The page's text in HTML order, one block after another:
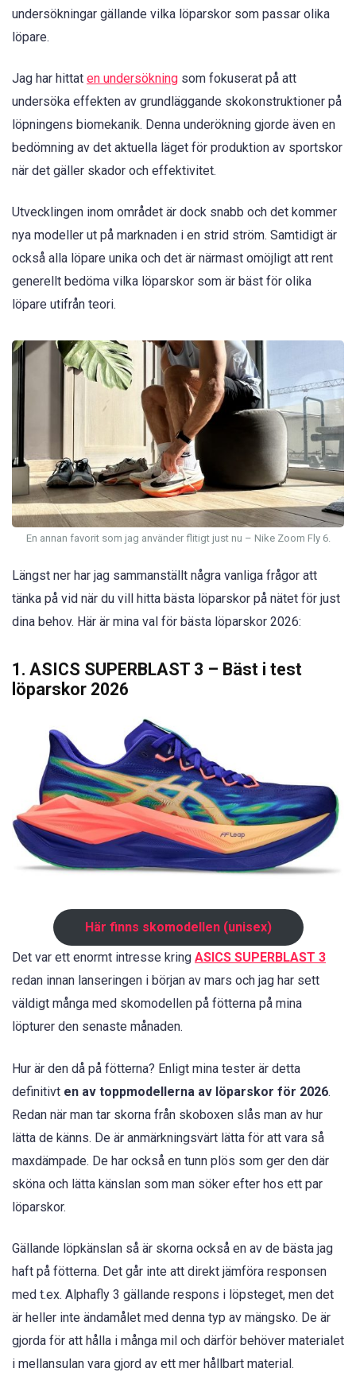
undersökningar gällande vilka löparskor som passar olika
löpare.
Jag har hittat en undersökning som fokuserat på att
undersöka effekten av grundläggande skokonstruktioner på
löpningens biomekanik. Denna underökning gjorde även en
bedömning av det aktuella läget för produktion av sportskor
när det gäller skador och effektivitet.
Utvecklingen inom området är dock snabb och det kommer
nya modeller ut på marknaden i en strid ström. Samtidigt är
också alla löpare unika och det är närmast omöjligt att rent
generellt bedöma vilka löparskor som är bäst för olika
löpare utifrån teori.
En annan favorit som jag använder flitigt just nu – Nike Zoom Fly 6.
Längst ner har jag sammanställt några vanliga frågor att
tänka på vid när du vill hitta bästa löparskor på nätet för just
dina behov. Här är mina val för bästa löparskor 2026:
1. ASICS SUPERBLAST 3 – Bäst i test
löparskor 2026
Här finns skomodellen (unisex)
Det var ett enormt intresse kring ASICS SUPERBLAST 3
redan innan lanseringen i början av mars och jag har sett
väldigt många med skomodellen på fötterna på mina
löpturer den senaste månaden.
Hur är den då på fötterna? Enligt mina tester är detta
definitivt en av toppmodellerna av löparskor för 2026.
Redan när man tar skorna från skoboxen slås man av hur
lätta de känns. De är anmärkningsvärt lätta för att vara så
maxdämpade. De har också en tunn plös som ger den där
sköna och lätta känslan som man söker efter hos ett par
löparskor.
Gällande löpkänslan så är skorna också en av de bästa jag
haft på fötterna. Det går inte att direkt jämföra responsen
med t.ex. Alphafly 3 gällande respons i löpsteget, men det
är heller inte ändamålet med denna typ av mängsko. De är
gjorda för att hålla i många mil och därför behöver materialet
i mellansulan vara gjord av ett mer hållbart material.